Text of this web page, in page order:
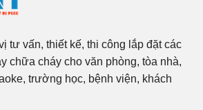
tư vấn, thiết kế, thi công lắp đặt các
chữa cháy cho văn phòng, tòa nhà,
trường học, bệnh viện, khách